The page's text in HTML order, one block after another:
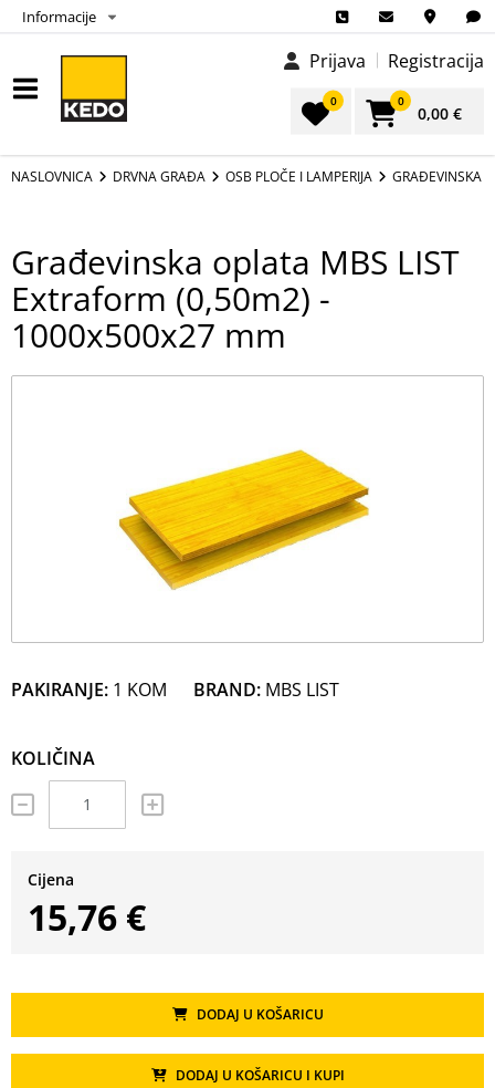
Informacije
Prijava Registracija
0 0
0,00 €
NASLOVNICA DRVNA GRAĐA OSB PLOČE I LAMPERIJA GRAĐEVINSKA
Građevinska oplata MBS LIST
Extraform (0,50m2) -
1000x500x27 mm
PAKIRANJE: 1 KOM BRAND: MBS LIST
KOLIČINA
Cijena
15,76 €
DODAJ U KOŠARICU
DODAJ U KOŠARICU I KUPI